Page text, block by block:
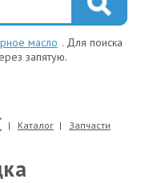
масло . Для поиска
запятую.
Каталог Запчасти